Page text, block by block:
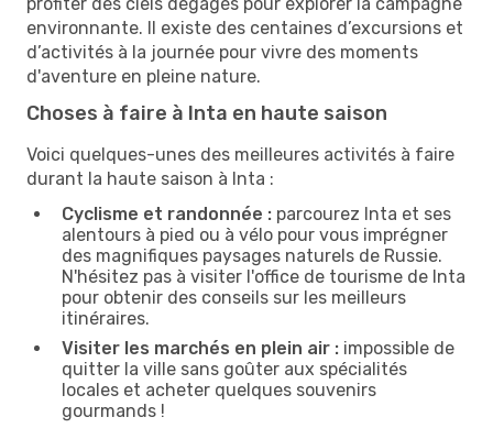
environnante. Il existe des centaines d’excursions et
d’activités à la journée pour vivre des moments
d'aventure en pleine nature.
Choses à faire à Inta en haute saison
Voici quelques-unes des meilleures activités à faire
durant la haute saison à Inta :
Cyclisme et randonnée : parcourez Inta et ses
alentours à pied ou à vélo pour vous imprégner
des magnifiques paysages naturels de Russie.
N'hésitez pas à visiter l'office de tourisme de Inta
pour obtenir des conseils sur les meilleurs
itinéraires.
Visiter les marchés en plein air : impossible de
quitter la ville sans goûter aux spécialités
locales et acheter quelques souvenirs
gourmands !